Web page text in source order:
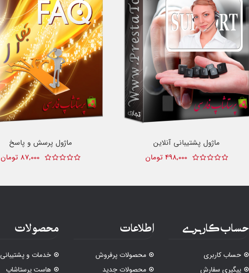
ماژول پرسش و پاسخ
87,000 تومان
ماژول پشتیبانی آنلاین
498,000 تومان
حساب کاربری
حساب کاربری
پیگیری سفارش
اطلاعات
محصولات پرفروش
محصولات جدید
محصولات
خدمات و پشتیبانی
هاست پرستاشاپ